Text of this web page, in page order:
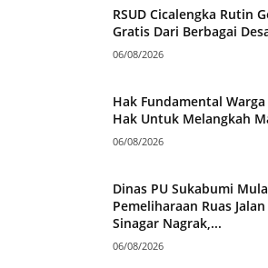
RSUD Cicalengka Rutin
Gratis Dari Berbagai
06/08/2026
Hak Fundamental
Hak Untuk Melangkah
06/08/2026
Dinas PU Sukabumi
Pemeliharaan Ruas
Sinagar Nagrak,...
06/08/2026